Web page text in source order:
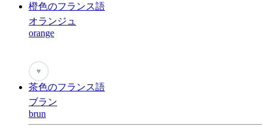
橙色のフランス語
オランジュ
orange
♥
茶色のフランス語
ブラン
brun